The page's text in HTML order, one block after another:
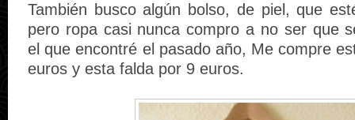
También busco algún bolso, de piel, que
pero ropa casi nunca compro a no ser que
el que encontré el pasado año, Me compre
euros y esta falda por 9 euros.